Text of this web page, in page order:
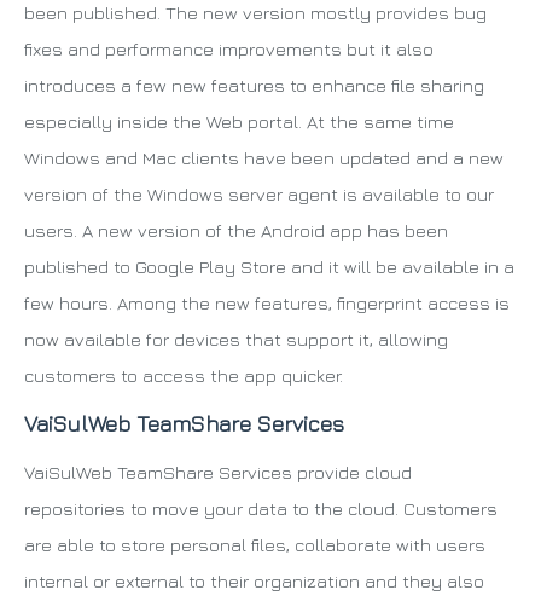
been published. The new version mostly provides bug
fixes and performance improvements but it also
introduces a few new features to enhance file sharing
especially inside the Web portal. At the same time
Windows and Mac clients have been updated and a new
version of the Windows server agent is available to our
users. A new version of the Android app has been
published to Google Play Store and it will be available in a
few hours. Among the new features, fingerprint access is
now available for devices that support it, allowing
customers to access the app quicker.
VaiSulWeb TeamShare Services
VaiSulWeb TeamShare Services provide cloud
repositories to move your data to the cloud. Customers
are able to store personal files, collaborate with users
internal or external to their organization and they also